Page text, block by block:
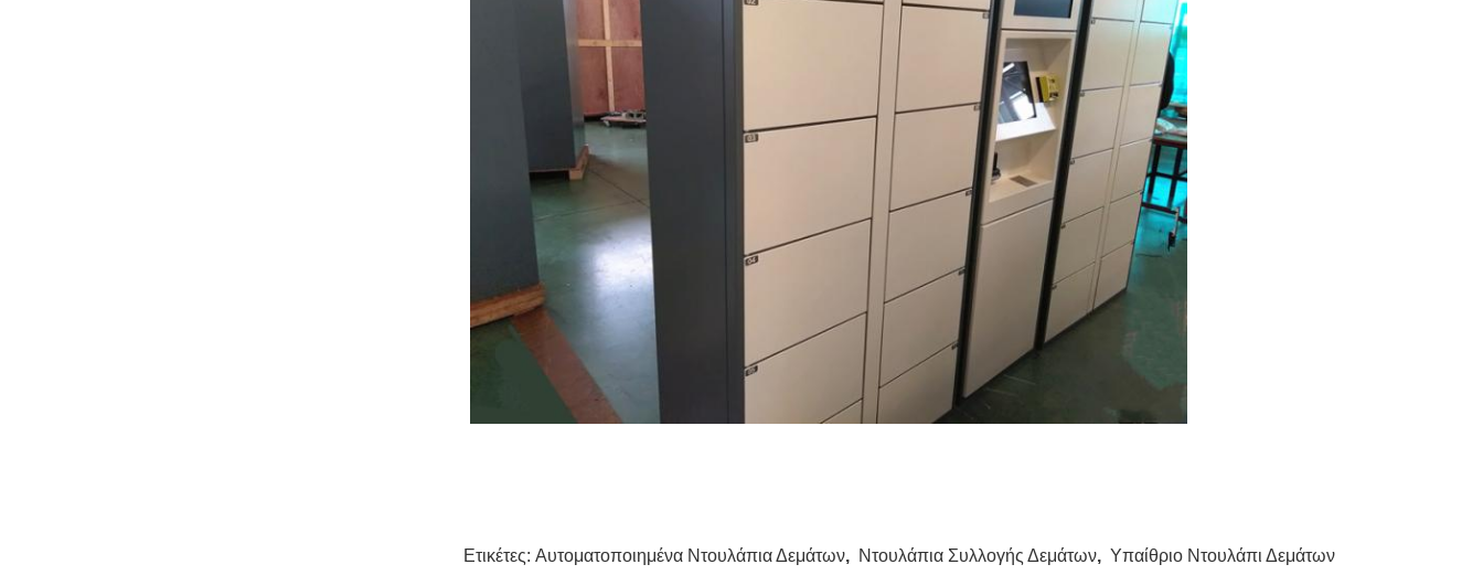
Ετικέτες: Αυτοματοποιημένα Ντουλάπια Δεμάτων, Ντουλάπια Συλλογής Δεμάτων, Υπαίθριο Ντουλάπι Δεμάτων